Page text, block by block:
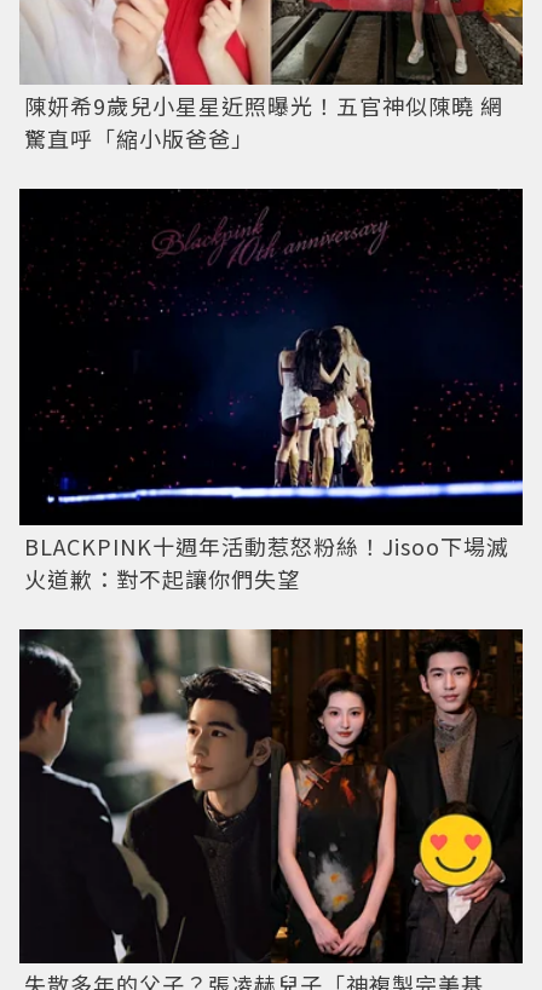
陳妍希9歲兒小星星近照曝光！五官神似陳曉 網
驚直呼「縮小版爸爸」
BLACKPINK十週年活動惹怒粉絲！Jisoo下場滅
火道歉：對不起讓你們失望